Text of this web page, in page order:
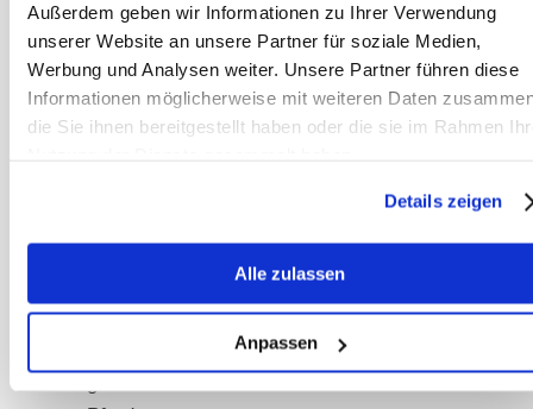
Außerdem geben wir Informationen zu Ihrer Verwendung
unserer Website an unsere Partner für soziale Medien,
Werbung und Analysen weiter. Unsere Partner führen diese
Informationen möglicherweise mit weiteren Daten
die Sie ihnen bereitgestellt haben oder die sie im Rahmen
Details zeigen
Alle zulassen
Anpassen
erfolgreiches Training. Die
Kombination aus gesunden Biostickies
für die kontinuierliche Belohnung und
hochwertigen OKAPI Clickerlis für
motiviertes und konzentriertes Lernen.
Diese durchdachte
Belohnungsstrategie unterstützt nicht
nur den Trainingserfolg, sondern
berücksichtigt auch die